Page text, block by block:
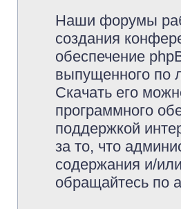
Наши форумы
создания
обеспечение
выпущенного по
Скачать его
программного
поддержкой
за то, что
содержания и/
обращайтесь по